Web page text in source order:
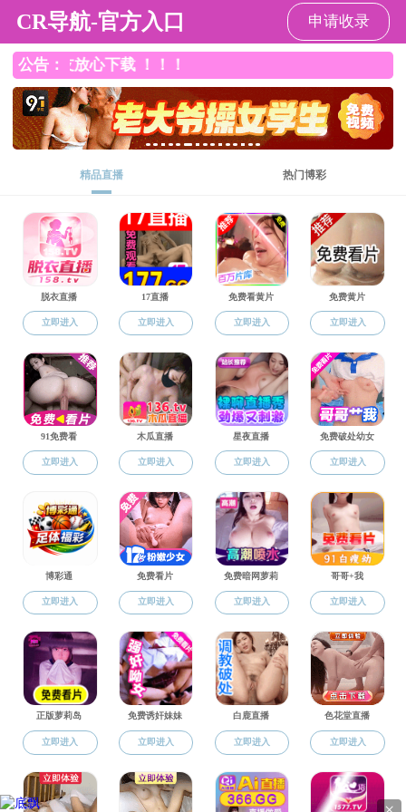
成人卡通
成人卡通
成人卡通简介
历任领导
党政机构
当前位置:网站成人卡通>成人卡通概况> 图片库
图片库
校运动会风采 校运动会上成人
卡通 精彩展示
运动会风采